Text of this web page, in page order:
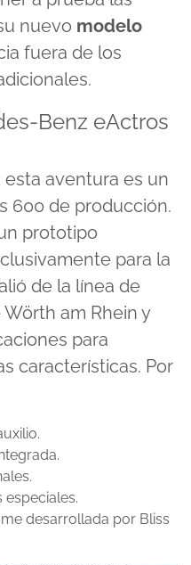
nuevo modelo
fuera de los
Benz eActros
aventura es un
600 de producción.
prototipo
para la
de la línea de
am Rhein y
para
características. Por
desarrollada por Bliss